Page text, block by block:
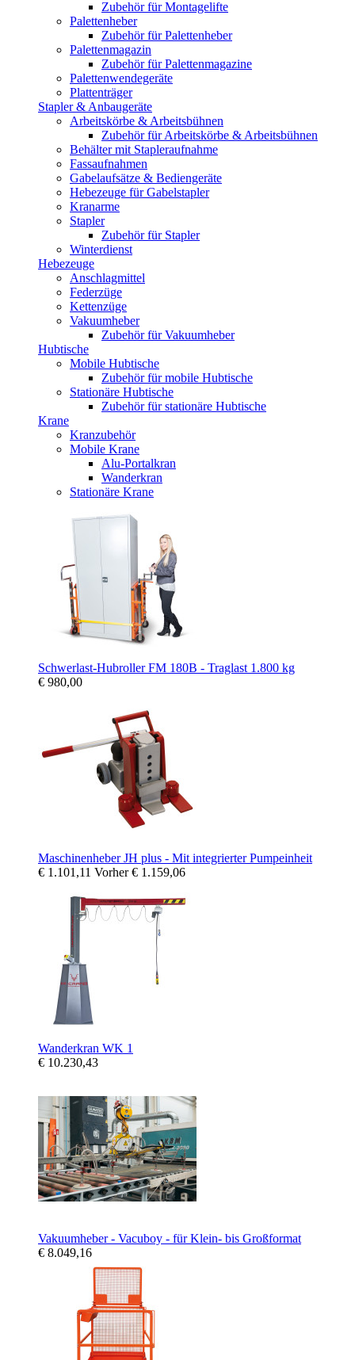
Zubehör für Montagelifte
Palettenheber
Zubehör für Palettenheber
Palettenmagazin
Zubehör für Palettenmagazine
Palettenwendegeräte
Plattenträger
Stapler & Anbaugeräte
Arbeitskörbe & Arbeitsbühnen
Zubehör für Arbeitskörbe & Arbeitsbühnen
Behälter mit Stapleraufnahme
Fassaufnahmen
Gabelaufsätze & Bediengeräte
Hebezeuge für Gabelstapler
Kranarme
Stapler
Zubehör für Stapler
Winterdienst
Hebezeuge
Anschlagmittel
Federzüge
Kettenzüge
Vakuumheber
Zubehör für Vakuumheber
Hubtische
Mobile Hubtische
Zubehör für mobile Hubtische
Stationäre Hubtische
Zubehör für stationäre Hubtische
Krane
Kranzubehör
Mobile Krane
Alu-Portalkran
Wanderkran
Stationäre Krane
Schwerlast-Hubroller FM 180B - Traglast 1.800 kg
€ 980,00
Maschinenheber JH plus - Mit integrierter Pumpeinheit
€ 1.101,11 Vorher€ 1.159,06
Wanderkran WK 1
€ 10.230,43
Vakuumheber - Vacuboy - für Klein- bis Großformat
€ 8.049,16